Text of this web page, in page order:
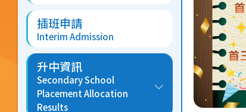
插班申請
Interim Admission
升中資訊
Secondary School
Placement Allocation
Results